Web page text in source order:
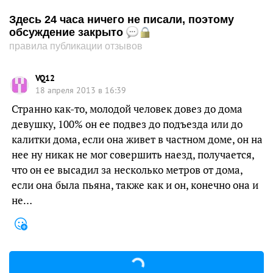
Здесь 24 часа ничего не писали, поэтому
обсуждение закрыто
правила публикации отзывов
VQ12
18 апреля 2013 в 16:39
Странно как-то, молодой человек довез до дома
девушку, 100% он ее подвез до подъезда или до
калитки дома, если она живет в частном доме, он на
нее ну никак не мог совершить наезд, получается,
что он ее высадил за несколько метров от дома,
если она была пьяна, также как и он, конечно она и
не…